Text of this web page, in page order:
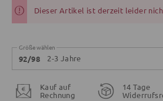
Dieser Artikel ist derzeit leider
Größe wählen
92/98 2-3 Jahre
Kauf auf
Rechnung
14 Tage